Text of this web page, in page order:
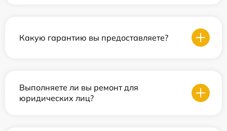
Какую гарантию вы предоставляете?
Выполняете ли вы ремонт для
юридических лиц?